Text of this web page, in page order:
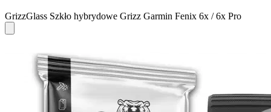
GrizzGlass Szkło hybrydowe Grizz Garmin Fenix 6x / 6x Pro